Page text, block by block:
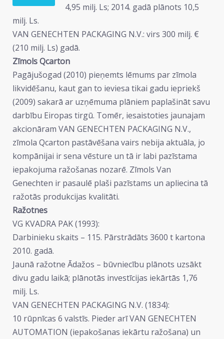
4,95 milj. Ls; 2014. gadā plānots 10,5
milj. Ls.
VAN GENECHTEN PACKAGING N.V.: virs 300 milj. €
(210 milj. Ls) gadā.
Zīmols Qcarton
Pagājušogad (2010) pieņemts lēmums par zīmola
likvidēšanu, kaut gan to ieviesa tikai gadu iepriekš
(2009) sakarā ar uzņēmuma plāniem paplašināt savu
darbību Eiropas tirgū. Tomēr, iesaistoties jaunajam
akcionāram VAN GENECHTEN PACKAGING N.V.,
zīmola Qcarton pastāvēšana vairs nebija aktuāla, jo
kompānijai ir sena vēsture un tā ir labi pazīstama
iepakojuma ražošanas nozarē. Zīmols Van
Genechten ir pasaulē plaši pazīstams un apliecina tā
ražotās produkcijas kvalitāti.
Ražotnes
VG KVADRA PAK (1993):
Darbinieku skaits – 115. Pārstrādāts 3600 t kartona
2010. gadā.
Jaunā ražotne Ādažos – būvniecību plānots uzsākt
divu gadu laikā; plānotās investīcijas iekārtās 1,76
milj. Ls.
VAN GENECHTEN PACKAGING N.V. (1834):
10 rūpnīcas 6 valstīs. Pieder arī VAN GENECHTEN
AUTOMATION (iepakošanas iekārtu ražošana) un